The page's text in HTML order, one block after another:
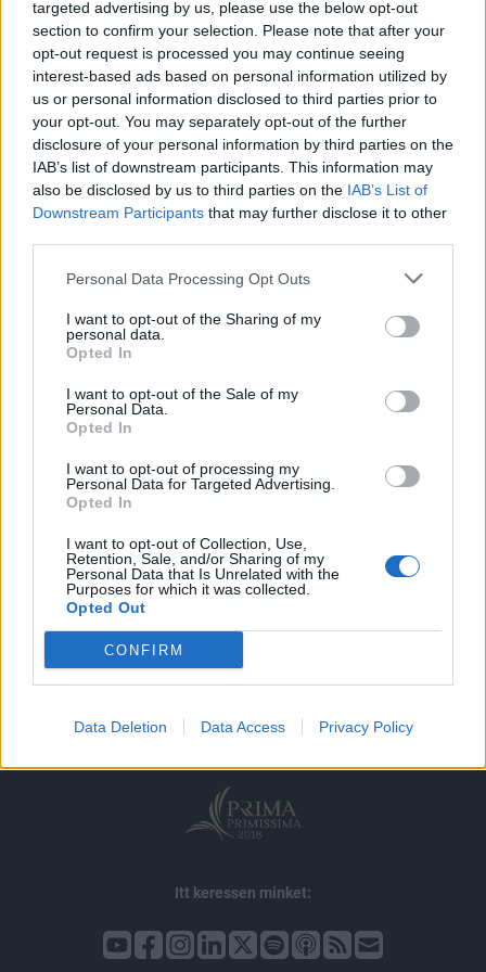
targeted advertising by us, please use the below opt-out
section to confirm your selection. Please note that after your
opt-out request is processed you may continue seeing
interest-based ads based on personal information utilized by
us or personal information disclosed to third parties prior to
your opt-out. You may separately opt-out of the further
disclosure of your personal information by third parties on the
IAB’s list of downstream participants. This information may
also be disclosed by us to third parties on the IAB’s List of
Downstream Participants that may further disclose it to other
Personal Data Processing Opt Outs
I want to opt-out of the Sharing of my
personal data.
Opted In
I want to opt-out of the Sale of my
Personal Data.
Opted In
I want to opt-out of processing my
Personal Data for Targeted Advertising.
Opted In
I want to opt-out of Collection, Use,
Retention, Sale, and/or Sharing of my
Personal Data that Is Unrelated with the
Purposes for which it was collected.
Opted Out
CONFIRM
Data Deletion Data Access Privacy Policy
legfeljebb 30%-kal lehet magasabb, mint a bázisár; - az
eladási ajánlat esetében az ár legfeljebb...
KEDVES OLVASÓNK!
A keresett cikk a portfolio.hu hírarchívumához
tartozik, melynek olvasása előfizetéses
regisztrációhoz kötött.
Az előfizetés a következőket tartalmazza:
Portfolio.hu teljes cikkarchívum
kötéslistái
MÁR ELŐFIZETŐNK VAGY? BEJELENTKEZÉS
© 2026 Portfolio
impresszum
jogi nyilatkozat
kommentkezelés
ÁSZF
Itt keressen minket: